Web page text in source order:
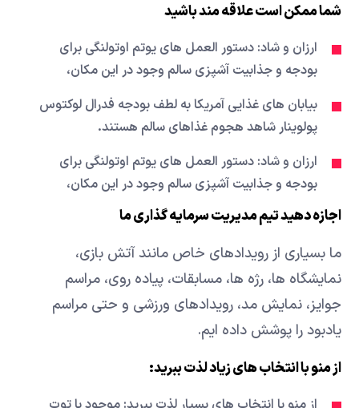
شما ممکن است علاقه مند باشید
ارزان و شاد: دستور العمل های یوتم اوتولنگی برای
بودجه و جذابیت آشپزی سالم وجود در این مکان،
بیابان های غذایی آمریکا به لطف بودجه فدرال لوکتوس
پولوینار شاهد هجوم غذاهای سالم هستند.
ارزان و شاد: دستور العمل های یوتم اوتولنگی برای
بودجه و جذابیت آشپزی سالم وجود در این مکان،
اجازه دهید تیم مدیریت سرمایه گذاری ما
ما بسیاری از رویدادهای خاص مانند آتش بازی،
نمایشگاه ها، رژه ها، مسابقات، پیاده روی، مراسم
جوایز، نمایش مد، رویدادهای ورزشی و حتی مراسم
یادبود را پوشش داده ایم.
از منو با انتخاب های زیاد لذت ببرید: